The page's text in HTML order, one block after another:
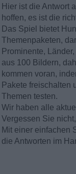
Hier ist die Antwort
hoffen, es ist die
Das Spiel bietet
Themenpaketen,
Prominente,
aus 100 Bildern,
kommen voran,
Pakete freischalten
Themen testen.
Wir haben alle
Vergessen Sie
Mit einer einfachen
die Antworten im